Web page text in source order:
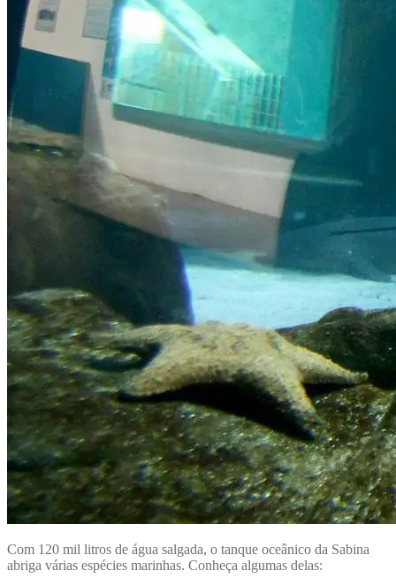
Com 120 mil litros de água salgada, o tanque oceânico da Sabina
abriga várias espécies marinhas. Conheça algumas delas: